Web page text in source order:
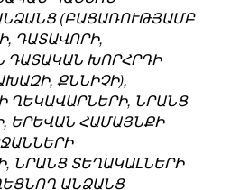
(ԲԱՑԱՌՈՒԹՅԱՄԲ
ԴԱՏԱՎՈՐԻ,
ԴԱՏԱԿԱՆ ԽՈՐՀՐԴԻ
ՔՆՆԻՉԻ),
ՂԵԿԱՎԱՐՆԵՐԻ, ՆՐԱՆՑ
ԵՐԵՎԱՆ ՀԱՄԱՅՆՔԻ
ՆՐԱՆՑ ՏԵՂԱԿԱԼՆԵՐԻ
ԱՆՁԱՆՑ